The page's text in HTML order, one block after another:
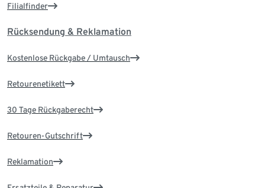
Filialfinder
Rücksendung & Reklamation
Kostenlose Rückgabe / Umtausch
Retourenetikett
30 Tage Rückgaberecht
Retouren-Gutschrift
Reklamation